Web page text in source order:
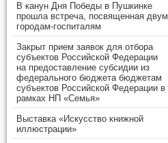
В канун Дня Победы в Пушкинке
прошла встреча, посвященная двум
городам-госпиталям
Закрыт прием заявок для отбора
субъектов Российской Федерации
на предоставление субсидии из
федерального бюджета бюджетам
субъектов Российской Федерации в
рамках НП «Семья»
Выставка «Искусство книжной
иллюстрации»